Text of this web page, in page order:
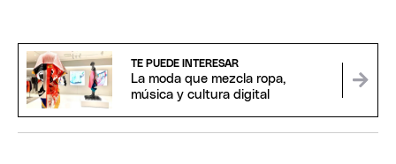
TE PUEDE INTERESAR
La moda que mezcla ropa,
música y cultura digital